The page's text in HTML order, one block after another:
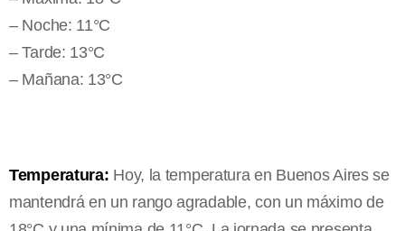
– Noche: 11°C
– Tarde: 13°C
– Mañana: 13°C
Temperatura: Hoy, la temperatura en Buenos Aires se
mantendrá en un rango agradable, con un máximo de